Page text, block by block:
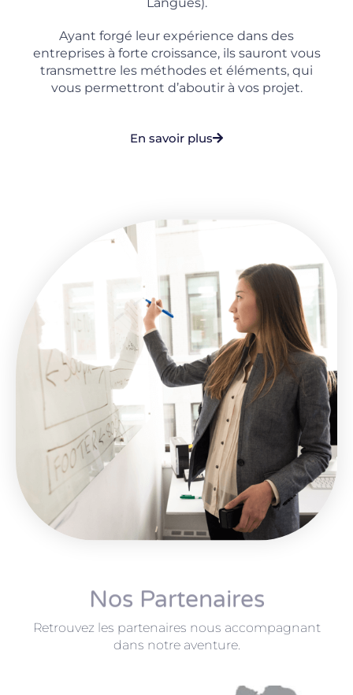
Ayant forgé leur expérience dans des
entreprises à forte croissance, ils sauront vous
transmettre les méthodes et éléments, qui
vous permettront d’aboutir à vos projet.
En savoir plus
Nos Partenaires
Retrouvez les partenaires nous accompagnant
dans notre aventure.